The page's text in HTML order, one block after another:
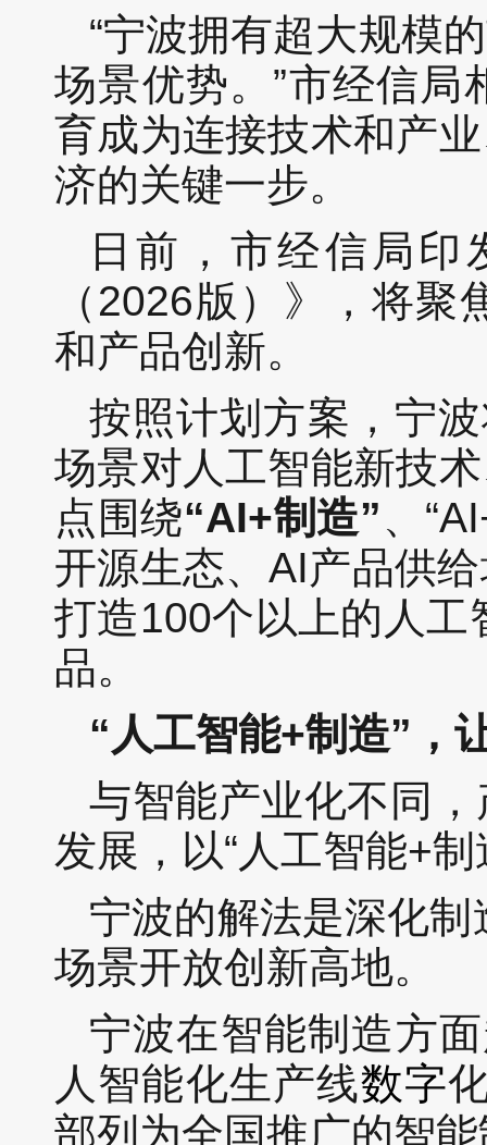
“宁波拥有超大规模
场景优势。”市经信
育成为连接技术和产
济的关键一步。
日前，市经信局印
（2026版）》，将
和产品创新。
按照计划方案，宁波
场景对人工智能新技
点围绕“AI+制造”、
开源生态、AI产品供
打造100个以上的人
品。
“人工智能+制造”，
与智能产业化不同
发展，以“人工智能+
宁波的解法是深化制
场景开放创新高地。
宁波在智能制造方
人智能化生产线数字
部列为全国推广的智